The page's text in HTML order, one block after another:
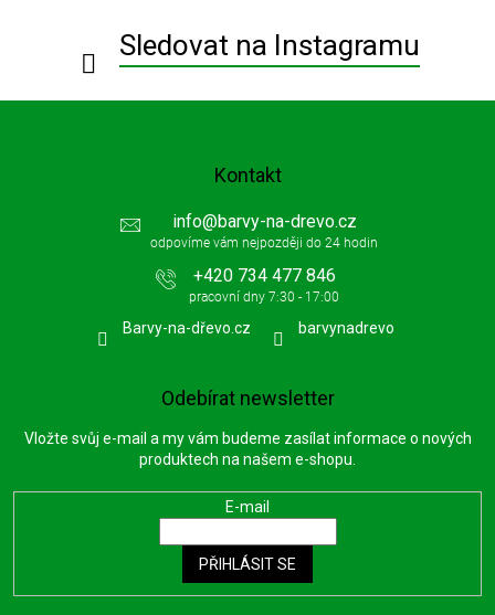
Sledovat na Instagramu
Kontakt
info@barvy-na-drevo.cz
+420 734 477 846
Barvy-na-dřevo.cz barvynadrevo
Odebírat newsletter
Vložte svůj e-mail a my vám budeme zasílat informace o nových
produktech na našem e-shopu.
E-mail
PŘIHLÁSIT SE